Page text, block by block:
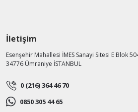
İletişim
Esenşehir Mahallesi İMES Sanayi Sitesi E Blok
34776 Ümraniye İSTANBUL
0 (216) 364 46 70
0850 305 44 65